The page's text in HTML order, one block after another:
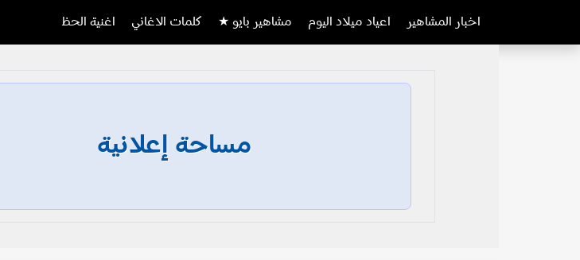
اخبار المشاهير اعياد ميلاد اليوم مشاهير بايو ★ كلمات الاغاني اغنية الحظ
مساحة إعلانية